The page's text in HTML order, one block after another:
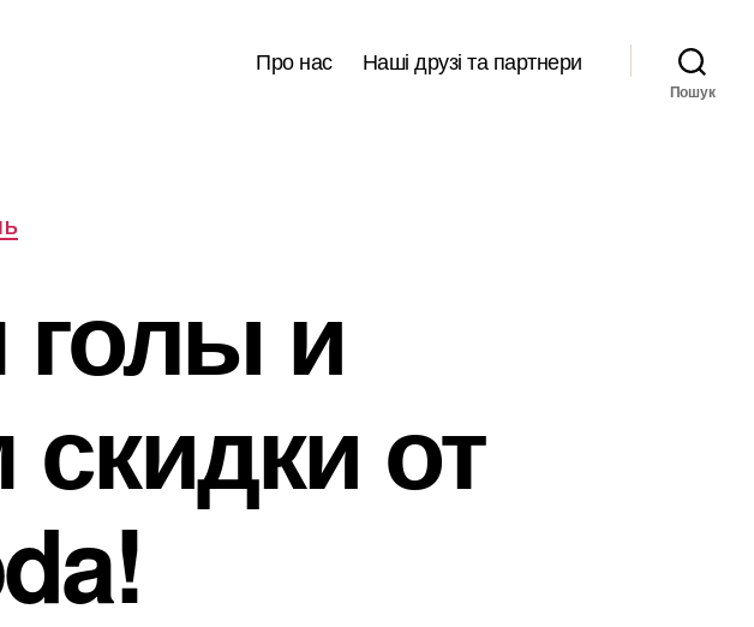
Про нас Наші друзі та партнери
Пошук
и
от